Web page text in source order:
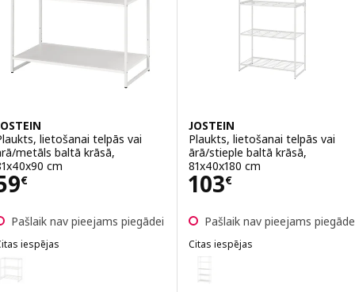
lietošanai telpās vai
metāls baltā krāsā,
cm
€ 59€
Pašlaik nav pieejams piegādei
iespējas
JOSTEIN, Plaukts, lietošanai telpās vai ārā/stieple baltā
JOSTEIN
Plaukts, lietošanai telpās vai
ārā/stieple baltā krāsā,
81x40x180 cm
103€
Cena 103€
Pašlaik nav pieejams
Citas iespējas